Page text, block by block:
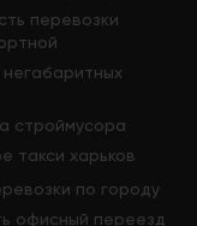
перевозки
строймусора
такси харьков
по городу
офисный переезд